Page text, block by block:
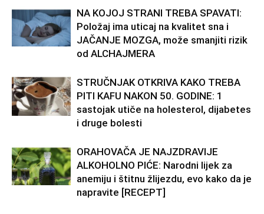
NA KOJOJ STRANI TREBA SPAVATI:
Položaj ima uticaj na kvalitet sna i
JAČANJE MOZGA, može smanjiti rizik
od ALCHAJMERA
STRUČNJAK OTKRIVA KAKO TREBA
PITI KAFU NAKON 50. GODINE: 1
sastojak utiče na holesterol, dijabetes
i druge bolesti
ORAHOVAČA JE NAJZDRAVIJE
ALKOHOLNO PIĆE: Narodni lijek za
anemiju i štitnu žlijezdu, evo kako da je
napravite [RECEPT]